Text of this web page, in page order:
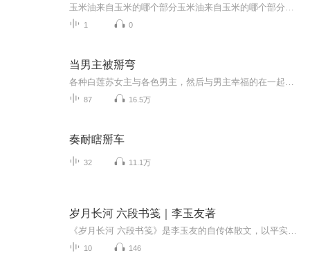
1 0
当男主被掰弯
87 16.5万
奏耐瞎掰车
32 11.1万
岁月长河 六段书笺｜李玉友著
10 146